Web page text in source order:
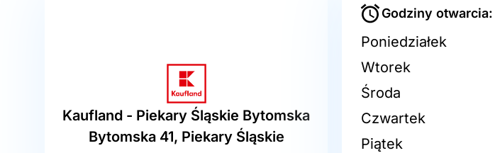
Kaufland - Piekary Śląskie Bytomska
Bytomska 41, Piekary Śląskie
Godziny otwarcia:
Poniedziałek
Wtorek
Środa
Czwartek
Piątek